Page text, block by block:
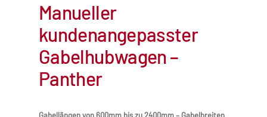
Manueller
kundenangepasster
Gabelhubwagen –
Panther